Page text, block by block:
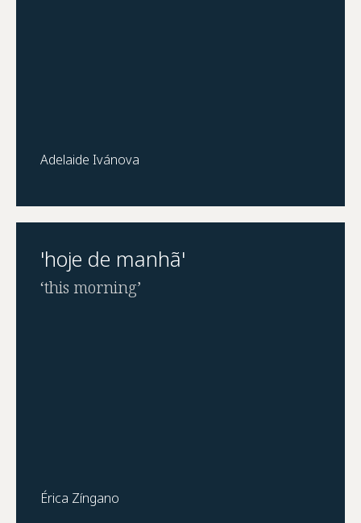
Adelaide Ivánova
'hoje de manhã'
‘this morning’
Érica Zíngano